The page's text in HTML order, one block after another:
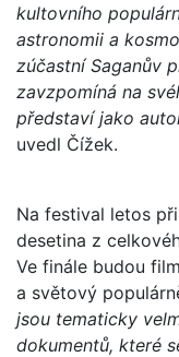
kultovního
astronomii a
zúčastní Saganův
zavzpomíná na
představí jako
uvedl Čížek.
Na festival letos
desetina z
Ve finále budou
a světový
jsou tematicky
dokumentů, které